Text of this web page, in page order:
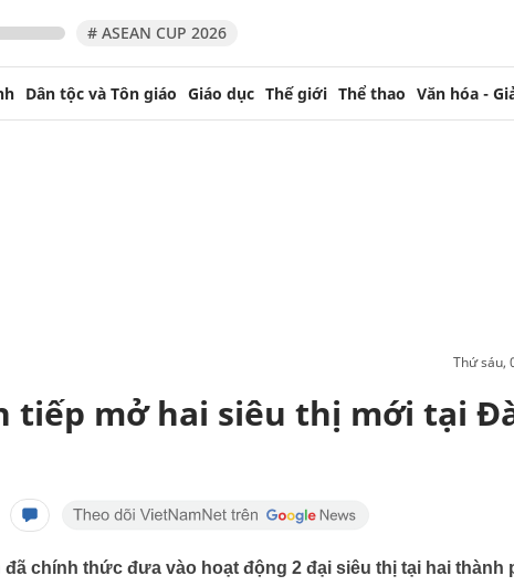
# ASEAN CUP 2026
Dân tộc và Tôn giáo Giáo dục Thế giới Thể thao Văn hóa -
thứ
tiếp mở hai siêu thị mới tại
đã chính thức đưa vào hoạt động 2 đại siêu thị tại hai thành